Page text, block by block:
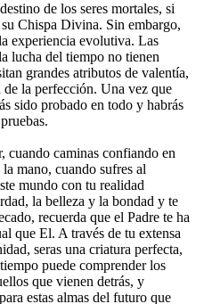
de los seres mortales, si
Chispa Divina. Sin embargo,
experiencia evolutiva. Las
lucha del tiempo no tienen
grandes atributos de valentía,
la perfección. Una vez que
sido probado en todo y habrás
cuando caminas confiando en
mano, cuando sufres al
mundo con tu realidad
la belleza y la bondad y te
recuerda que el Padre te ha
que El. A través de tu extensa
seras una criatura perfecta,
puede comprender los
que vienen detrás, y
estas almas del futuro que